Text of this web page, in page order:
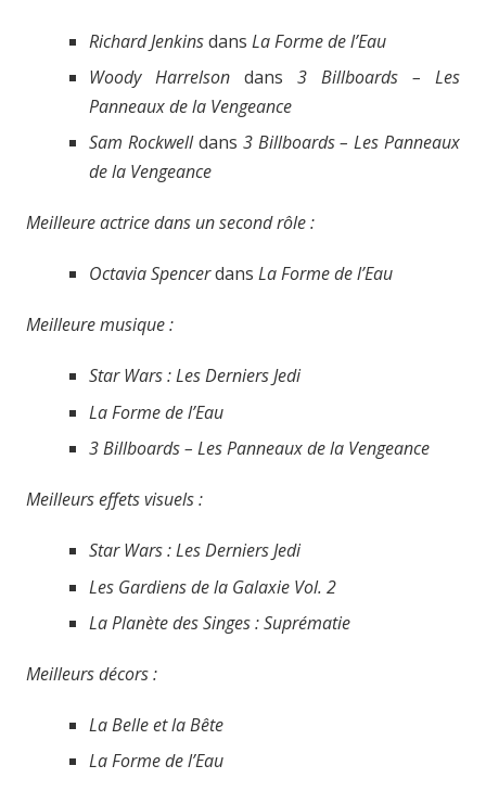
Richard JenkinsdansLa Forme de l’Eau
Woody Harrelson dans3 Billboards – Les
Panneaux de la Vengeance
Sam Rockwelldans 3 Billboards – Les Panneaux
de la Vengeance
Meilleure actrice dans un second rôle :
Octavia SpencerdansLa Forme de l’Eau
Meilleure musique :
Star Wars : Les Derniers Jedi
La Forme de l’Eau
3 Billboards – Les Panneaux de la Vengeance
Meilleurs effets visuels :
Star Wars : Les Derniers Jedi
Les Gardiens de la Galaxie Vol. 2
La Planète des Singes : Suprématie
Meilleurs décors :
La Belle et la Bête
La Forme de l’Eau